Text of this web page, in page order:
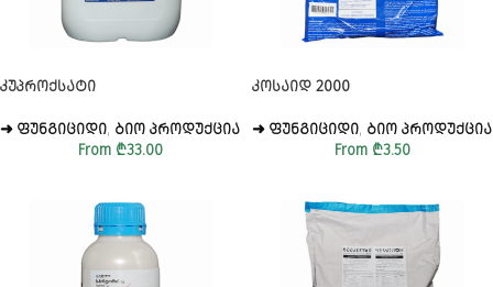
ᲙᲣᲞᲠᲝᲥᲡᲐᲢᲘ
➜ ᲤᲣᲜᲒᲘᲪᲘᲓᲘ, ᲑᲘᲝ ᲞᲠᲝᲓᲣᲥᲪᲘᲐ
From ₾33.00
ᲙᲝᲡᲐᲘᲓ 2000
➜ ᲤᲣᲜᲒᲘᲪᲘᲓᲘ, ᲑᲘᲝ ᲞᲠᲝᲓᲣᲥᲪᲘᲐ
From ₾3.50